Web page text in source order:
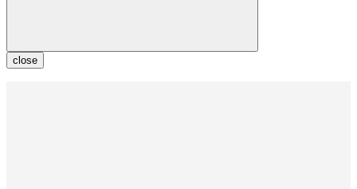
close